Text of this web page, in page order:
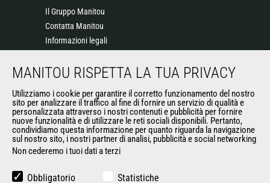
Il Gruppo Manitou
Contatta Manitou
Informazioni legali
News
General Terms and Conditions of Sale
ALTRI SITI DEL GRUPPO
Opportunità
MANITOU RISPETTA LA TUA PRIVACY
Utilizziamo i cookie per garantire il corretto funzionamento del nostro
sito per analizzare il traffico al fine di fornire un servizio di qualità e
personalizzata attraverso i nostri contenuti e pubblicità per fornire
nuove funzionalità e di utilizzare le reti sociali disponibili. Pertanto,
condividiamo questa informazione per quanto riguarda la navigazione
sul nostro sito, i nostri partner di analisi, pubblicità e social networking
Non cederemo i tuoi dati a terzi
Obbligatorio Statistiche